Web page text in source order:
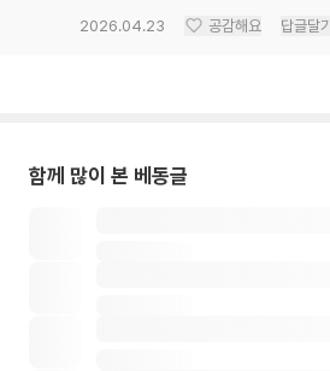
2026.04.23 공감해요 답글달기
함께 많이 본 베동글